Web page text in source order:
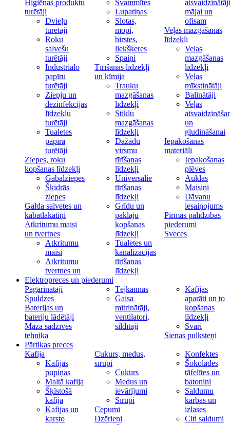
Higiēnas produktu
turētāji
Dvieļu
turētāji
Roku
salvešu
turētāji
Industriālo
papīru
turētāji
Ziepju un
dezinfekcijas
līdzekļu
turētāji
Tualetes
papīra
turētāji
Ziepes, roku
kopšanas līdzekļi
Gabalziepes
Šķidrās
ziepes
Galda salvetes un
kabatlakatiņi
Atkritumu maisi
un tvertnes
Atkritumu
maisi
Atkritumu
tvertnes un
Švammītes
Lupatiņas
Slotas,
mopi,
birstes,
liekšķeres
Spaiņi
Tīrīšanas līdzekļi
un ķīmija
Trauku
mazgāšanas
līdzekļi
Stiklu
mazgāšanas
līdzekļi
Dažādu
virsmu
tīrīšanas
līdzekļi
Universālie
tīrīšanas
līdzekļi
Grīdu un
paklāju
kopšanas
līdzekļi
Tualetes un
kanalizācijas
tīrīšanas
līdzekļi
atsvaidzinātāji
mājai un
ofisam
Veļas mazgāšanas
līdzekļi
Veļas
mazgāšanas
līdzekļi
Veļas
mīkstinātāji
Balinātāji
Veļas
un
gludināšanai
Iepakošanas
materiāli
Iepakošanas
plēves
Auklas
Maisiņi
Dāvanu
iesaiņojums
Pirmās palīdzības
piederumi
Sveces
Elektropreces un piederumi
Pagarinātāji
Spuldzes
Baterijas un
bateriju lādētāji
Mazā sadzīves
tehnika
Tējkannas
Gaisa
mitrinātāji,
ventilatori,
sildītāji
Kafijas
aparāti un to
kopšanas
līdzekļi
Svari
Sienas pulksteņi
Pārtikas preces
Kafija
Kafijas
pupiņas
Maltā kafija
Šķīstošā
kafija
Kafijas un
karsto
Cukurs, medus,
sīrupi
Cukurs
Medus un
ievārījumi
Sīrupi
Cepumi
Dzērieni
Konfektes
Šokolādes
tāfelītes un
batoniņi
Saldumu
kārbas un
izlases
Citi saldumi